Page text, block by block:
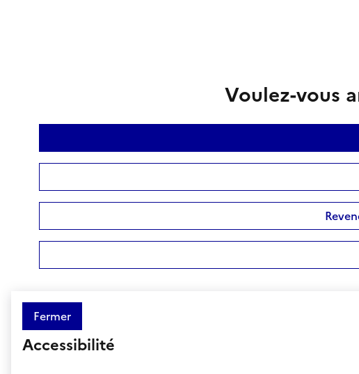
Voulez-vous
Fermer
Accessibilité